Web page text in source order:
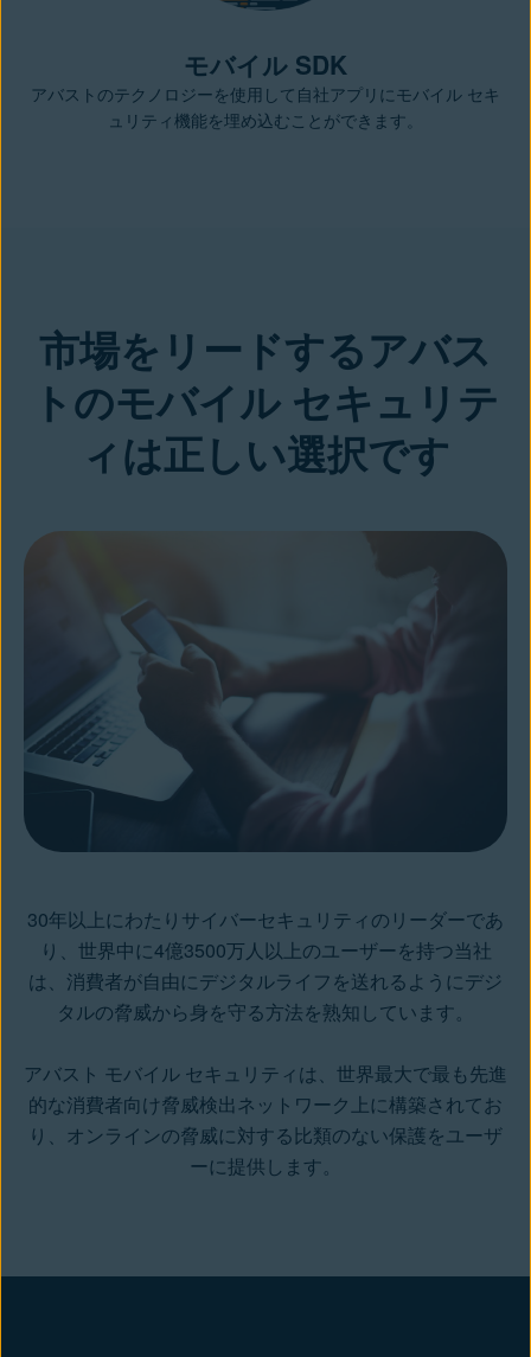
モバイル SDK
アバストのテクノロジーを使用して自社アプリにモバイル セキ
ュリティ機能を埋め込むことができます。
市場をリードするアバス
トのモバイル セキュリテ
ィは正しい選択です
30年以上にわたりサイバーセキュリティのリーダーであ
り、世界中に4億3500万人以上のユーザーを持つ当社
は、消費者が自由にデジタルライフを送れるようにデジ
タルの脅威から身を守る方法を熟知しています。
アバスト モバイル セキュリティは、世界最大で最も先進
的な消費者向け脅威検出ネットワーク上に構築されてお
り、オンラインの脅威に対する比類のない保護をユーザ
ーに提供します。